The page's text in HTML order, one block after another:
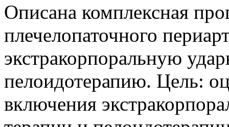
Описана комплексная
плечелопаточного
экстракорпоральную
пелоидотерапию. Цель:
включения